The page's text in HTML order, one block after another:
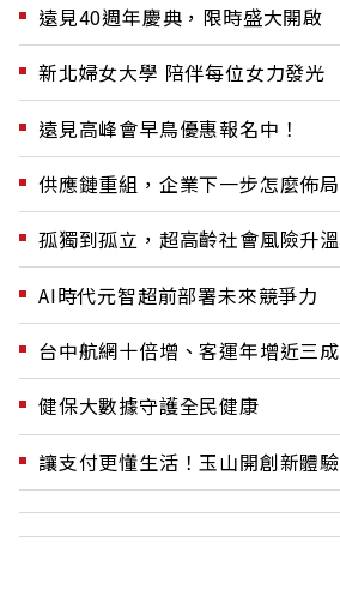
遠見40週年慶典，限時盛大開啟
新北婦女大學 陪伴每位女力發光
遠見高峰會早鳥優惠報名中！
供應鏈重組，企業下一步怎麼佈局
孤獨到孤立，超高齡社會風險升溫
AI時代元智超前部署未來競爭力
台中航網十倍增、客運年增近三成
健保大數據守護全民健康
讓支付更懂生活！玉山開創新體驗